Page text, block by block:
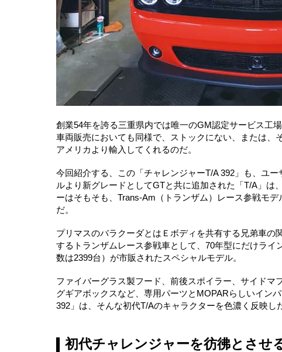
創業54年を誇る三重県内では唯一のGM認定サービス工
車両販売においても同様で、ストックにない、または
アメリカより輸入してくれるのだ。
今回紹介する、この「チャレンジャーT/A 392」も、ユ
ルより新グレードとしてGTと共に追加された「T/A」
ーはそもそも、Trans‐Am（トランザム）レース参戦モ
だ。
プリマスのバラクーダとはＥボディを共有する兄弟車
するトランザムレース参戦車として、70年型にだけラ
数は2399台）が市販されたスペシャルモデル。
ファイバーグラス製フード、前後スポイラー、サイド
グギアボックスなど、専用パーツとMOPARらしいイン
392」は、そんな初代T/Aのキャラクターを色濃く反映し
初代チャレンジャーを彷彿とさせ